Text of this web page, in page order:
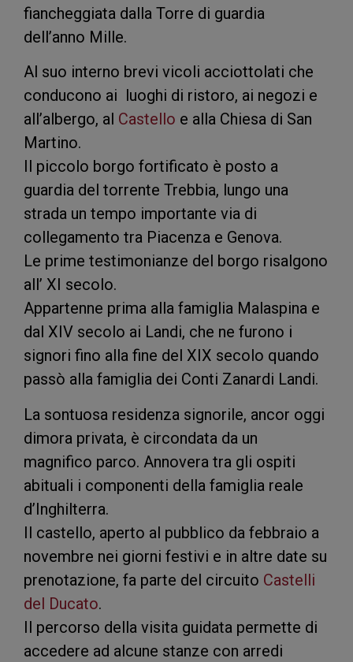
fiancheggiata dalla Torre di guardia
dell’anno Mille.
Al suo interno brevi vicoli acciottolati che
conducono ai luoghi di ristoro, ai negozi e
all’albergo, al Castello e alla Chiesa di San
Martino.
Il piccolo borgo fortificato è posto a
guardia del torrente Trebbia, lungo una
strada un tempo importante via di
collegamento tra Piacenza e Genova.
Le prime testimonianze del borgo risalgono
all’ XI secolo.
Appartenne prima alla famiglia Malaspina e
dal XIV secolo ai Landi, che ne furono i
signori fino alla fine del XIX secolo quando
passò alla famiglia dei Conti Zanardi Landi.
La sontuosa residenza signorile, ancor oggi
dimora privata, è circondata da un
magnifico parco. Annovera tra gli ospiti
abituali i componenti della famiglia reale
d’Inghilterra.
Il castello, aperto al pubblico da febbraio a
novembre nei giorni festivi e in altre date su
prenotazione, fa parte del circuito Castelli
del Ducato.
Il percorso della visita guidata permette di
accedere ad alcune stanze con arredi